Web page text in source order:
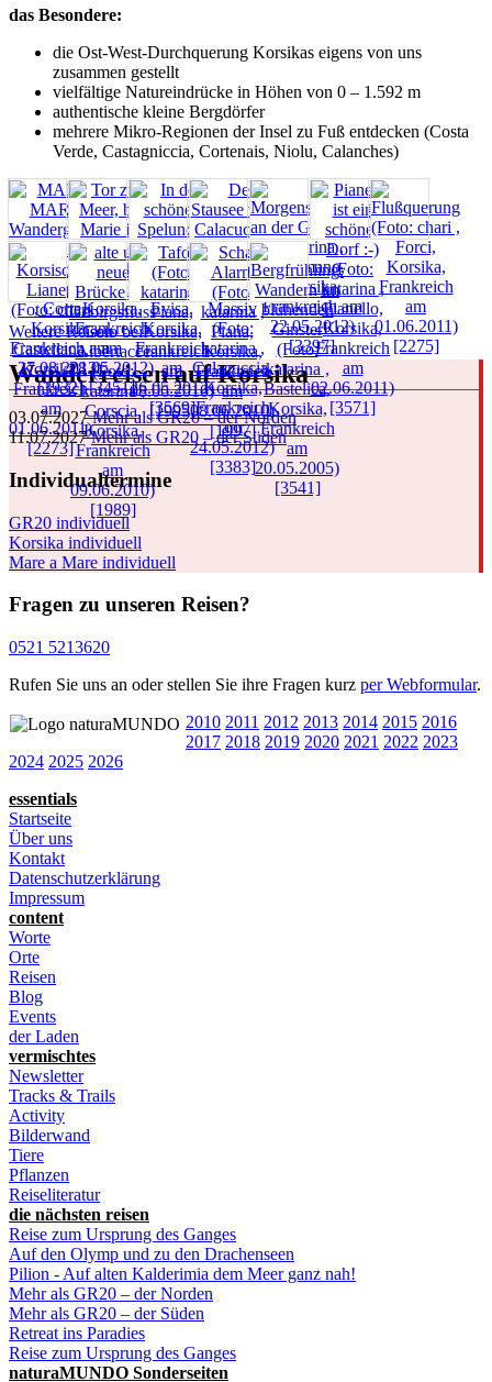
das Besondere:
die Ost-West-Durchquerung Korsikas eigens von uns
zusammen gestellt
vielfältige Natureindrücke in Höhen von 0 – 1.592 m
authentische kleine Bergdörfer
mehrere Mikro-Regionen der Insel zu Fuß entdecken (Costa
Verde, Castagniccia, Cortenais, Niolu, Calanches)
Weitere Reisen
Wanderreisen auf Korsika
03.07.2027Mehr als GR20 – der Norden
11.07.2027Mehr als GR20 – der Süden
Individualtermine
GR20 individuell
Korsika individuell
Mare a Mare individuell
Fragen zu unseren Reisen?
0521 5213620
Rufen Sie uns an oder stellen Sie ihre Fragen kurz per Webformular.
2010 2011 2012 2013 2014 2015 2016
2017 2018 2019 2020 2021 2022 2023
2024 2025 2026
essentials
Startseite
Über uns
Kontakt
Datenschutzerklärung
Impressum
content
Worte
Orte
Reisen
Blog
Events
der Laden
vermischtes
Newsletter
Tracks & Trails
Activity
Bilderwand
Tiere
Pflanzen
Reiseliteratur
die nächsten reisen
Reise zum Ursprung des Ganges
Auf den Olymp und zu den Drachenseen
Pilion - Auf alten Kalderimia dem Meer ganz nah!
Mehr als GR20 – der Norden
Mehr als GR20 – der Süden
Retreat ins Paradies
Reise zum Ursprung des Ganges
naturaMUNDO Sonderseiten